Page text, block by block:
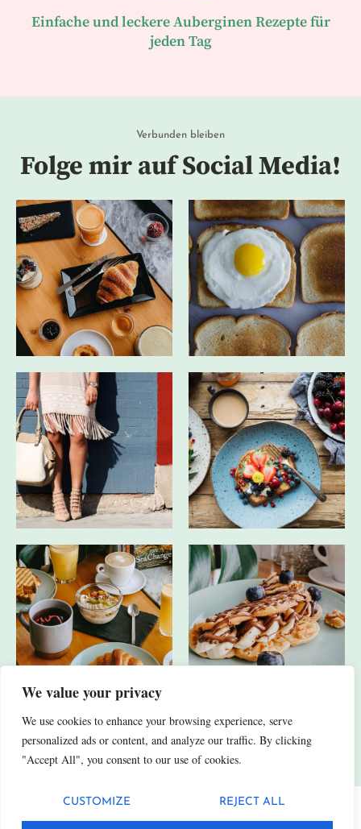
We value your privacy
We use cookies to enhance your browsing experience, serve
personalized ads or content, and analyze our traffic. By clicking
"Accept All", you consent to our use of cookies.
CUSTOMIZE REJECT ALL
Einfache und leckere Auberginen Rezepte für
jeden Tag
Verbunden bleiben
Folge mir auf Social Media!
JA, ICH HABE AUCH ANDERE SOCIAL-MEDIA-KANÄLE.